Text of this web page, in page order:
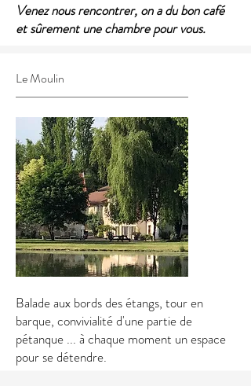
Venez nous rencontrer, on a du bon café
et sûrement une chambre pour vous.
Le Moulin
Balade aux bords des étangs, tour en
barque, convivialité d'une partie de
pétanque ... à chaque moment un espace
pour se détendre.